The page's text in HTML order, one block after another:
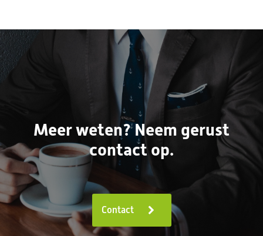
Meer weten? Neem gerust
contact op.
Contact